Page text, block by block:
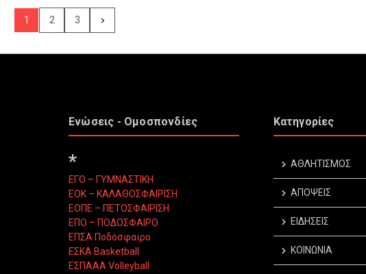
1 2 3
Ενώσεις - Ομοσπονδίες
*
ΕΓΟ – ΓΥΜΝΑΣΤΙΚΗ
ΕΟΚ – ΚΑΛΑΘΟΣΦΑΙΡΙΣΗ
ΕΟΠΕ – ΠΕΤΟΣΦΑΙΡΙΣΗ
ΕΠΟ – ΠΟΔΟΣΦΑΙΡΟ
ΕΠΣΑ Ποδόσφαιρο
ΕΣΚΑ Basketball
ΕΣΠΑΑΑ Volleyball
Κατηγορίες
ΑΘΛΗΤΙΣΜΟΣ
ΑΠΟΨΕΙΣ
ΕΙΔΗΣΕΙΣ
ΚΟΙΝΩΝΙΑ